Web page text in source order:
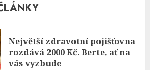
Největší zdravotní pojišťovna
rozdává 2000 Kč. Berte, ať na
vás vyzbude